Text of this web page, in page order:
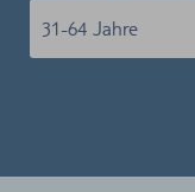
31-64 Jahre